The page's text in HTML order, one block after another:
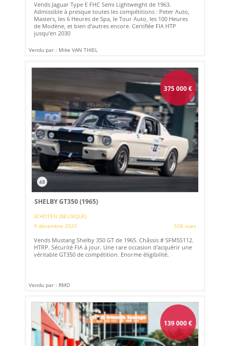
Vends Jaguar Type E FHC Semi Lightweight de 1963.
Admissible à presque toutes les compétitions : Peter Auto,
Masters, les 6 Heures de Spa, le Tour Auto, les 100 Heures
de Modène, et bien d’autres encore. Certifiée FIA HTP
jusqu’en 2030
Vendu par : Mike VAN THIEL
375 000€
48
SHELBY GT350 (1965)
SCHOTEN (BELGIQUE)
9 décembre 2025
508 vues
Vends Mustang Shelby 350 GT de 1965. Châssis # SFM5S112.
HTRP. Sécurité FIA à jour. Une rare occasion d'acquérir une
véritable GT350 de compétition. Enorme éligibilité.
Vendu par : RMD
139 000€